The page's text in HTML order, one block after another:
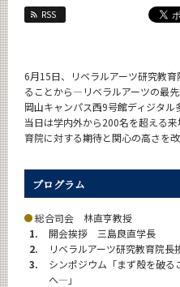
RSS
6月15日、リベラルアーツ研究教
ることから―リベラルアーツの最
岡山キャンパス西9号館ディジタル
当日は学内外から200名を超える
育院に対する期待と関心の高さを
プログラム
総合司会 林直亨教授
1.
開会挨拶 三島良直学長
2.
リベラルアーツ研究教育院
3.
シンポジウム「まず殻を破
へ―」
研究
活動紹介
Activities
教員紹介
faculty
News
カテゴリ別
月別